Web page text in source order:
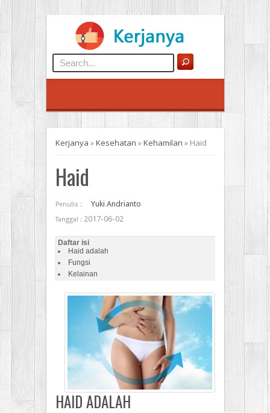
Kerjanya »Kesehatan »Kehamilan » Haid
Haid
Penulis : Yuki Andrianto
Tanggal : 2017-06-02
Daftar isi
Haid adalah
Fungsi
Kelainan
HAID ADALAH